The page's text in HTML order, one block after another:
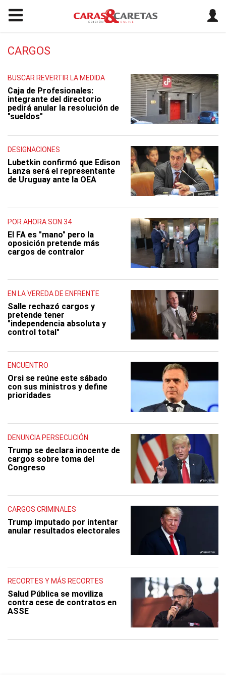
CARGOS
BUSCAR REVERTIR LA MEDIDA
Caja de Profesionales:
integrante del directorio
pedirá anular la resolución de
"sueldos"
DESIGNACIONES
Lubetkin confirmó que Edison
Lanza será el representante
de Uruguay ante la OEA
POR AHORA SON 34
El FA es "mano" pero la
oposición pretende más
cargos de contralor
EN LA VEREDA DE ENFRENTE
Salle rechazó cargos y
pretende tener
"independencia absoluta y
control total"
ENCUENTRO
Orsi se reúne este sábado
con sus ministros y define
prioridades
DENUNCIA PERSECUCIÓN
Trump se declara inocente de
cargos sobre toma del
Congreso
CARGOS CRIMINALES
Trump imputado por intentar
anular resultados electorales
RECORTES Y MÁS RECORTES
Salud Pública se moviliza
contra cese de contratos en
ASSE